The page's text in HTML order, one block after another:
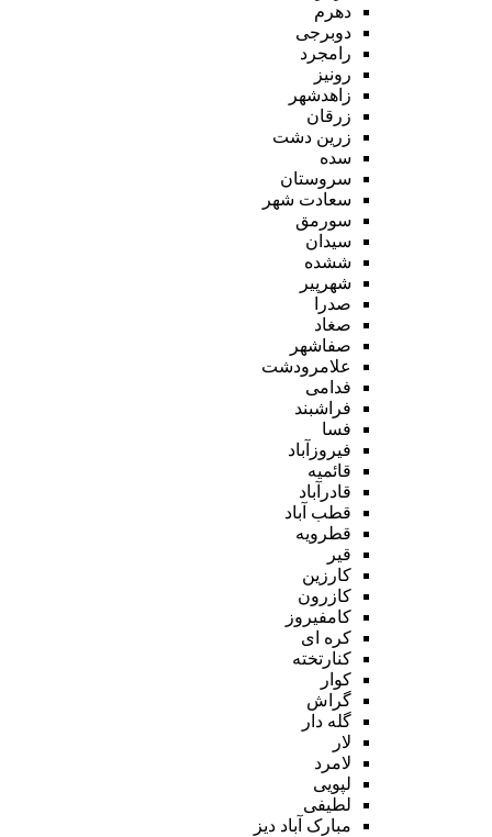
دهرم
دوبرجی
رامجرد
رونیز
زاهدشهر
زرقان
زرین دشت
سده
سروستان
سعادت شهر
سورمق
سیدان
ششده
شهرپیر
صدرا
صغاد
صفاشهر
علامرودشت
فدامی
فراشبند
فسا
فیروزآباد
قائمیه
قادرآباد
قطب آباد
قطرویه
قیر
کارزین
کازرون
کامفیروز
کره ای
کنارتخته
کوار
گراش
گله دار
لار
لامرد
لپویی
لطیفی
مبارک آباد دیز